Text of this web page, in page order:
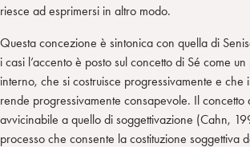
riesce ad esprimersi in altro modo.
Questa concezione è sintonica con quella di
i casi l’accento è posto sul concetto di Sé come
interno, che si costruisce progressivamente e che
rende progressivamente consapevole. Il concetto
avvicinabile a quello di soggettivazione (Cahn,
processo che consente la costituzione soggettiva